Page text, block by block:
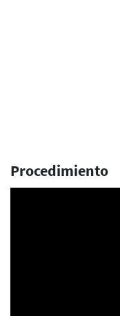
Procedimiento